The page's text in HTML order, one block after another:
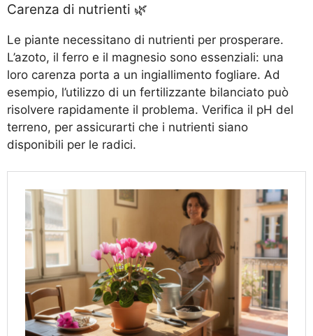
Carenza di nutrienti 🌿
Le piante necessitano di nutrienti per prosperare.
L’azoto, il ferro e il magnesio sono essenziali: una
loro carenza porta a un ingiallimento fogliare. Ad
esempio, l’utilizzo di un fertilizzante bilanciato può
risolvere rapidamente il problema. Verifica il pH del
terreno, per assicurarti che i nutrienti siano
disponibili per le radici.